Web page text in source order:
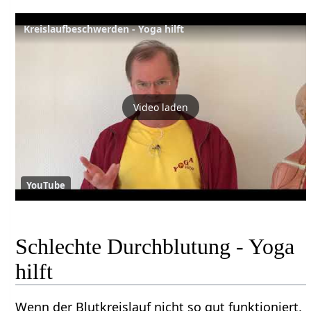
Kreislaufbeschwerden - Yoga hilft
Video laden
YouTube
Schlechte Durchblutung - Yoga
hilft
Wenn der Blutkreislauf nicht so gut funktioniert,